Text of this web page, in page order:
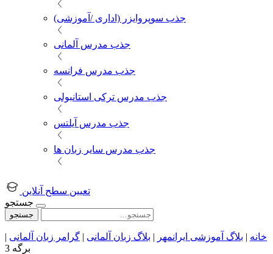
جذب سوپروایزر (اداری /آموزشی)
جذب مدرس آلمانی
جذب مدرس فرانسه
جذب مدرس ترکی استانبولی
جذب مدرس آیلتس
جذب مدرس سایر زبان ها
تعیین سطح آنلاین
جستجو
جستجو
خانه | بلاگ آموزشی ایرانمهر | بلاگ زبان آلمانی | گرامر زبان آلمانی |
برگه 3